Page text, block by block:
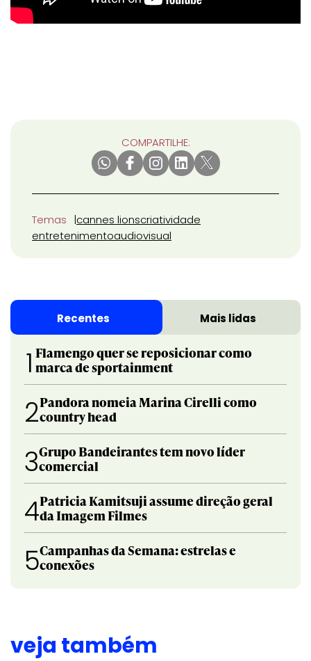
COMPARTILHE:
Temas cannes lionscriatividade
entretenimentoaudiovisual
Recentes Mais lidas
1 Flamengo quer se reposicionar como
marca de sportainment
2Pandora nomeia Marina Cirelli como
country head
3Grupo Bandeirantes tem novo líder
comercial
4Patricia Kamitsuji assume direção geral
da Imagem Filmes
5Campanhas da Semana: estrelas e
conexões
veja também